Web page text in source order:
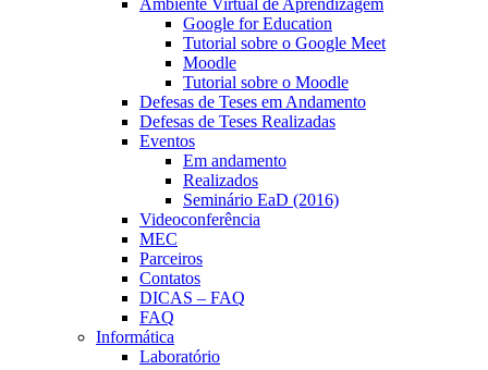
Ambiente Virtual de Aprendizagem
Google for Education
Tutorial sobre o Google Meet
Moodle
Tutorial sobre o Moodle
Defesas de Teses em Andamento
Defesas de Teses Realizadas
Eventos
Em andamento
Realizados
Seminário EaD (2016)
Videoconferência
MEC
Parceiros
Contatos
DICAS – FAQ
FAQ
Informática
Laboratório